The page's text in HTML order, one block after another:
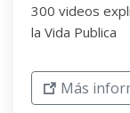
300 videos
la Vida Publica
Más